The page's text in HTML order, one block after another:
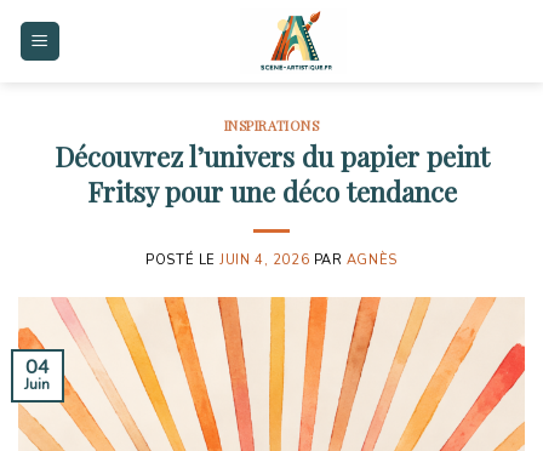
INSPIRATIONS
Découvrez l’univers du papier peint
Fritsy pour une déco tendance
POSTÉ LEJUIN 4, 2026 PAR AGNÈS
04
Juin